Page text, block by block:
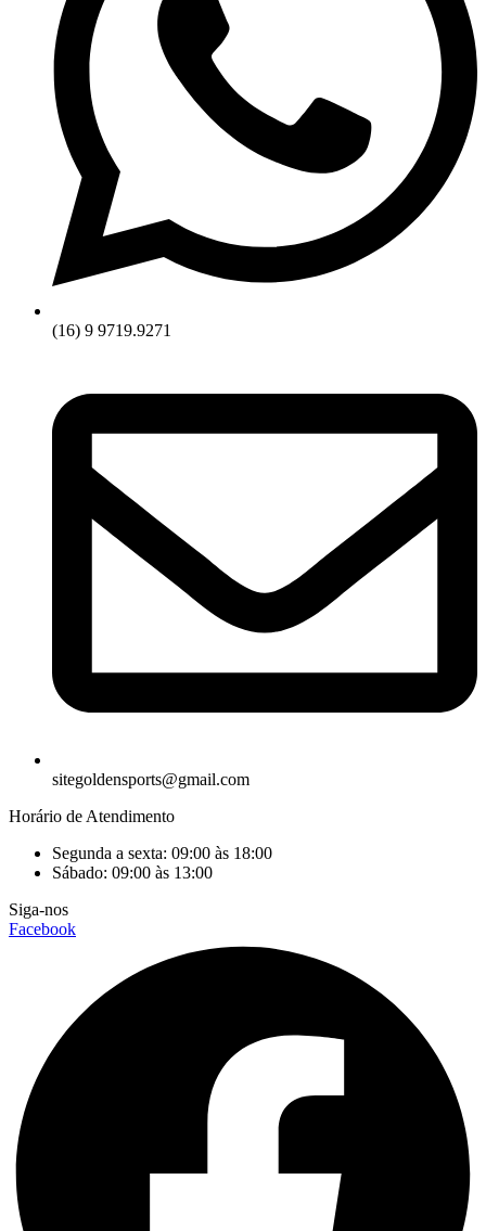
(16) 9 9719.9271
sitegoldensports@gmail.com
Horário de Atendimento
Segunda a sexta: 09:00 às 18:00
Sábado: 09:00 às 13:00
Siga-nos
Facebook